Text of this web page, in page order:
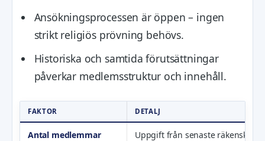
Ansökningsprocessen är öppen – ingen
strikt religiös prövning behövs.
Historiska och samtida förutsättningar
påverkar medlemsstruktur och innehåll.
FAKTOR DETALJ
Antal medlemmar Uppgift från senaste